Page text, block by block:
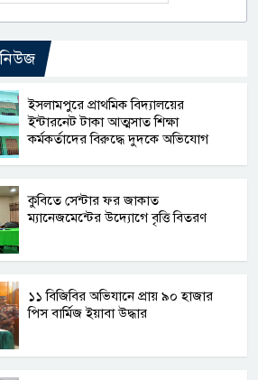
​ইসলামপুরে প্রাথমিক বিদ্যালয়ের
ইন্টারনেট টাকা আত্মসাত শিক্ষা
কর্মকর্তাদের বিরুদ্ধে দুদকে অভিযোগ
কুবিতে সেন্টার ফর জাকাত
ম্যানেজমেন্টের উদ্যোগে বৃত্তি বিতরণ
১১ বিজিবির অভিযানে প্রায় ৯০ হাজার
পিস বার্মিজ ইয়াবা উদ্ধার